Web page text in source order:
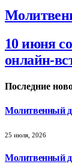
10 июня
онлайн-
Последние
Молитвенный
25 июля, 2026
Молитвенный